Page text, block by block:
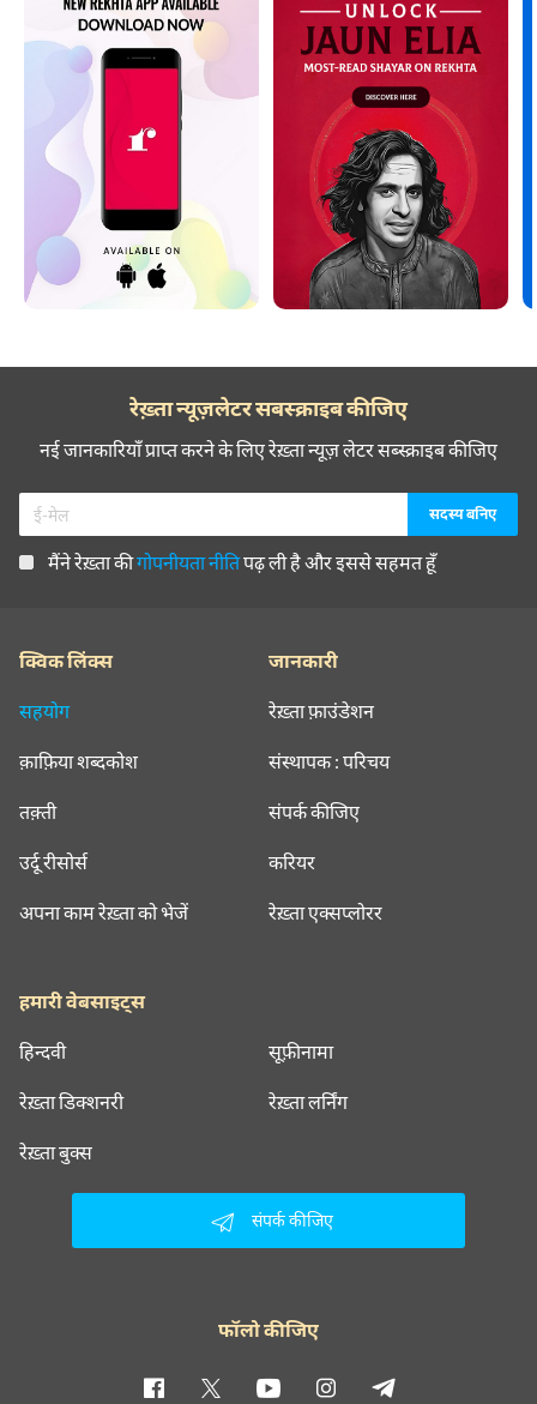
रेख़्ता न्यूज़लेटर सबस्क्राइब कीजिए
नई जानकारियाँ प्राप्त करने के लिए रेख़्ता न्यूज़ लेटर सब्स्क्राइब कीजिए
मैंने रेख़्ता कीगोपनीयता नीतिपढ़ ली है और इससे सहमत हूँ
क्विक लिंक्स
सहयोग
क़ाफ़िया शब्दकोश
तक़्ती
उर्दू रीसोर्स
अपना काम रेख़्ता को भेजें
जानकारी
रेख़्ता फ़ाउंडेशन
संस्थापक : परिचय
संपर्क कीजिए
करियर
रेख़्ता एक्सप्लोरर
हमारी वेबसाइट्स
हिन्दवी सूफ़ीनामा
रेख़्ता डिक्शनरी रेख़्ता लर्निंग
रेख़्ता बुक्स
संपर्क कीजिए
फॉलो कीजिए